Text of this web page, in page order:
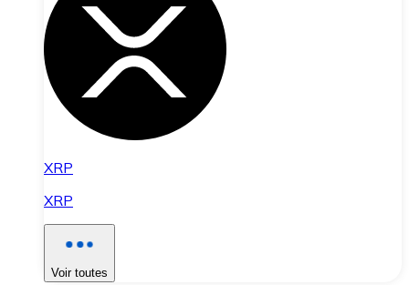
XRP
XRP
Voir toutes